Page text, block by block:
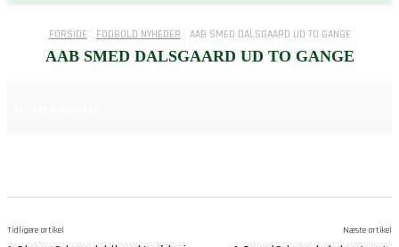
FORSIDE FODBOLD NYHEDER AAB SMED DALSGAARD UD TO GANGE
AAB SMED DALSGAARD UD TO GANGE
Tidligere artikel
Næste artikel